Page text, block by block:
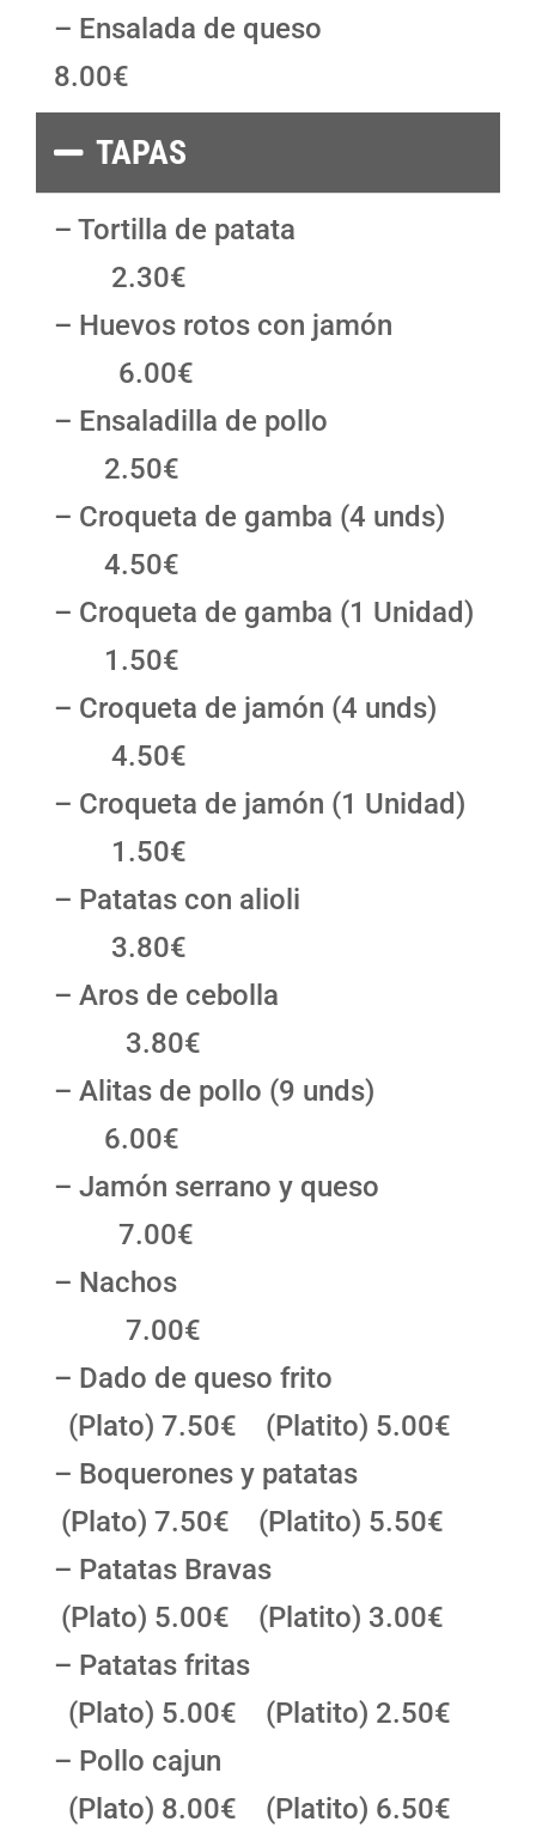
– Ensalada de queso
8.00€
TAPAS
– Tortilla de patata
2.30€
– Huevos rotos con jamón
6.00€
– Ensaladilla de pollo
2.50€
– Croqueta de gamba (4 unds)
4.50€
– Croqueta de gamba (1 Unidad)
1.50€
– Croqueta de jamón (4 unds)
4.50€
– Croqueta de jamón (1 Unidad)
1.50€
– Patatas con alioli
3.80€
– Aros de cebolla
3.80€
– Alitas de pollo (9 unds)
6.00€
– Jamón serrano y queso
7.00€
– Nachos
7.00€
– Dado de queso frito
(Plato) 7.50€ (Platito) 5.00€
– Boquerones y patatas
(Plato) 7.50€ (Platito) 5.50€
– Patatas Bravas
(Plato) 5.00€ (Platito) 3.00€
– Patatas fritas
(Plato) 5.00€ (Platito) 2.50€
– Pollo cajun
(Plato) 8.00€ (Platito) 6.50€